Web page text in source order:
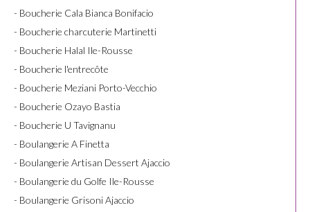
- Boucherie Cala Bianca Bonifacio
- Boucherie charcuterie Martinetti
- Boucherie Halal Ile-Rousse
- Boucherie l'entrecôte
- Boucherie Meziani Porto-Vecchio
- Boucherie Ozayo Bastia
- Boucherie U Tavignanu
- Boulangerie A Finetta
- Boulangerie Artisan Dessert Ajaccio
- Boulangerie du Golfe Ile-Rousse
- Boulangerie Grisoni Ajaccio